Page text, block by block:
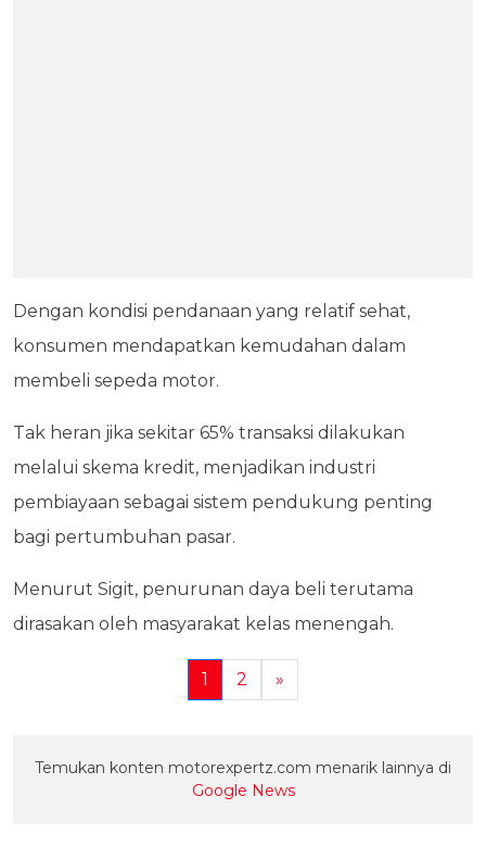
Dengan kondisi pendanaan yang relatif sehat,
konsumen mendapatkan kemudahan dalam
membeli sepeda motor.
Tak heran jika sekitar 65% transaksi dilakukan
melalui skema kredit, menjadikan industri
pembiayaan sebagai sistem pendukung penting
bagi pertumbuhan pasar.
Menurut Sigit, penurunan daya beli terutama
dirasakan oleh masyarakat kelas menengah.
1 2 »
Temukan konten motorexpertz.com menarik lainnya di
Google News